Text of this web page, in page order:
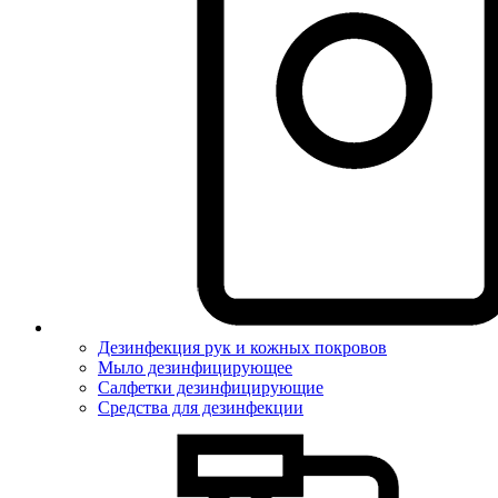
Дезинфекция рук и кожных покровов
Мыло дезинфицирующее
Салфетки дезинфицирующие
Средства для дезинфекции